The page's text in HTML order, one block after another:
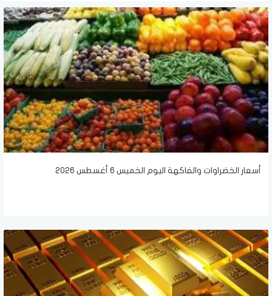
أسعار الخضراوات والفاكهة اليوم الخميس 6 أغسطس 2026